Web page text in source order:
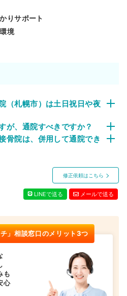
かりサポート
環境
（札幌市）は土日祝日や夜
が、通院すべきですか？
骨院は、併用して通院でき
修正依頼はこちら
LINEで送る メールで送る
」相談窓口のメリット3つ
も
心